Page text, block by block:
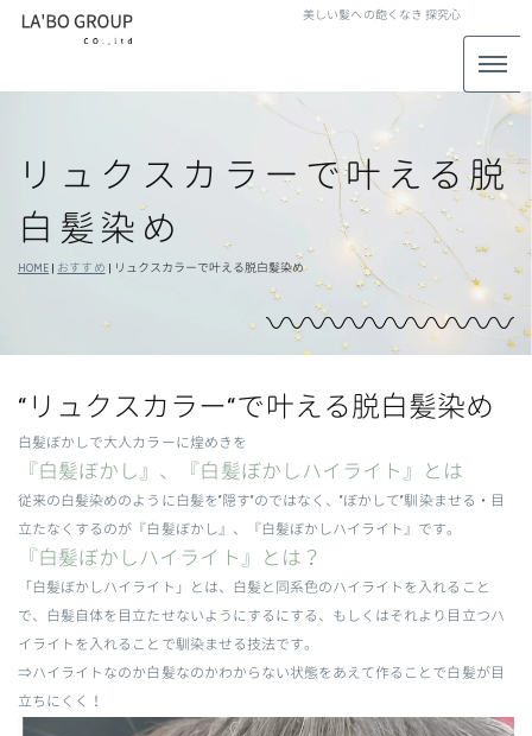
美しい髪への飽くなき探究心
リュクスカラーで叶える脱
白髪染め
HOME| おすすめ | リュクスカラーで叶える脱白髪染め
“リュクスカラー“で叶える脱白髪染め
白髪ぼかしで大人カラーに煌めきを
『白髪ぼかし』、『白髪ぼかしハイライト』とは
従来の白髪染めのように白髪を“隠す“のではなく、“ぼかして“馴染ませる・目
立たなくするのが『白髪ぼかし』、『白髪ぼかしハイライト』です。
『白髪ぼかしハイライト』とは？
「白髪ぼかしハイライト」とは、白髪と同系色のハイライトを入れること
で、白髪自体を目立たせないようにするにする、もしくはそれより目立つハ
イライトを入れることで馴染ませる技法です。
⇒ハイライトなのか白髪なのかわからない状態をあえて作ることで白髪が目
立ちにくく！